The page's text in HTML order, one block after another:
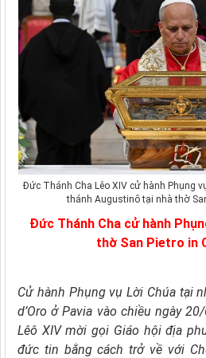
Đức Thánh Cha Lêo XIV cử hành Phụng
thánh Augustinô tại nhà thờ
Đức Thánh Cha cử hành
thờ San Pietro in
Cử hành Phụng vụ Lời Chúa tại
d’Oro ở Pavia vào chiều ngày
Lêô XIV mời gọi Giáo hội địa
đức tin bằng cách trở về với